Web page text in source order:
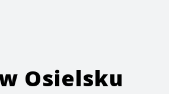
Osielsku